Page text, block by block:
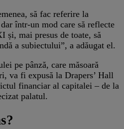
să fac referire la
într-un mod care să reflecte
și, mai presus de toate, să
a subiectului”, a adăugat el.
pe pânză, care măsoară
va fi expusă la Drapers’ Hall
financiar al capitalei – de la
palatul.